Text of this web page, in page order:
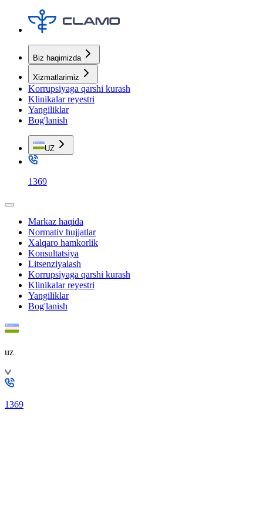
Biz haqimizda
Xizmatlarimiz
Korrupsiyaga qarshi kurash
Klinikalar reyestri
Yangiliklar
Bog'lanish
UZ
1369
Markaz haqida
Normativ hujjatlar
Xalqaro hamkorlik
Konsultatsiya
Litsenziyalash
Korrupsiyaga qarshi kurash
Klinikalar reyestri
Yangiliklar
Bog'lanish
uz
1369